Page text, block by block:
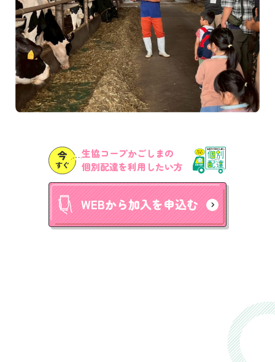
生協コープかごしまの
個別配達を利用したい方
WEBから加入を申込む